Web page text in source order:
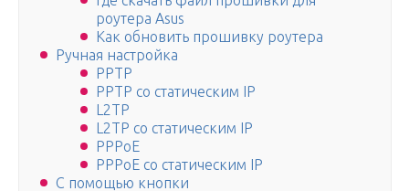
роутера Asus
Как обновить прошивку роутера
Ручная настройка
PPTP
PPTP со статическим IP
L2TP
L2TP со статическим IP
PPPoE
PPPoE со статическим IP
С помощью кнопки